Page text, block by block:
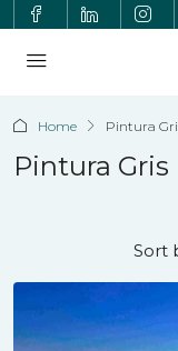
Home Pintura
Pintura Gris
Sort